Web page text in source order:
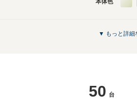
▼ もっと詳細
50 台